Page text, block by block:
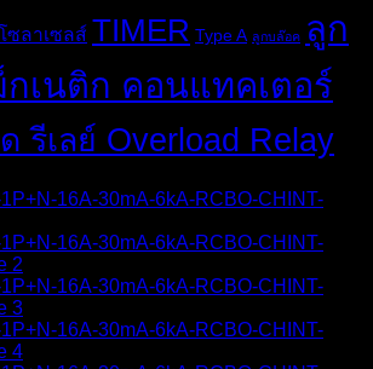
ซลาเซลส์ TIMER Type A ลูกบล๊อค ลูก
เนติก คอนแทคเตอร์
รีเลย์ Overload Relay